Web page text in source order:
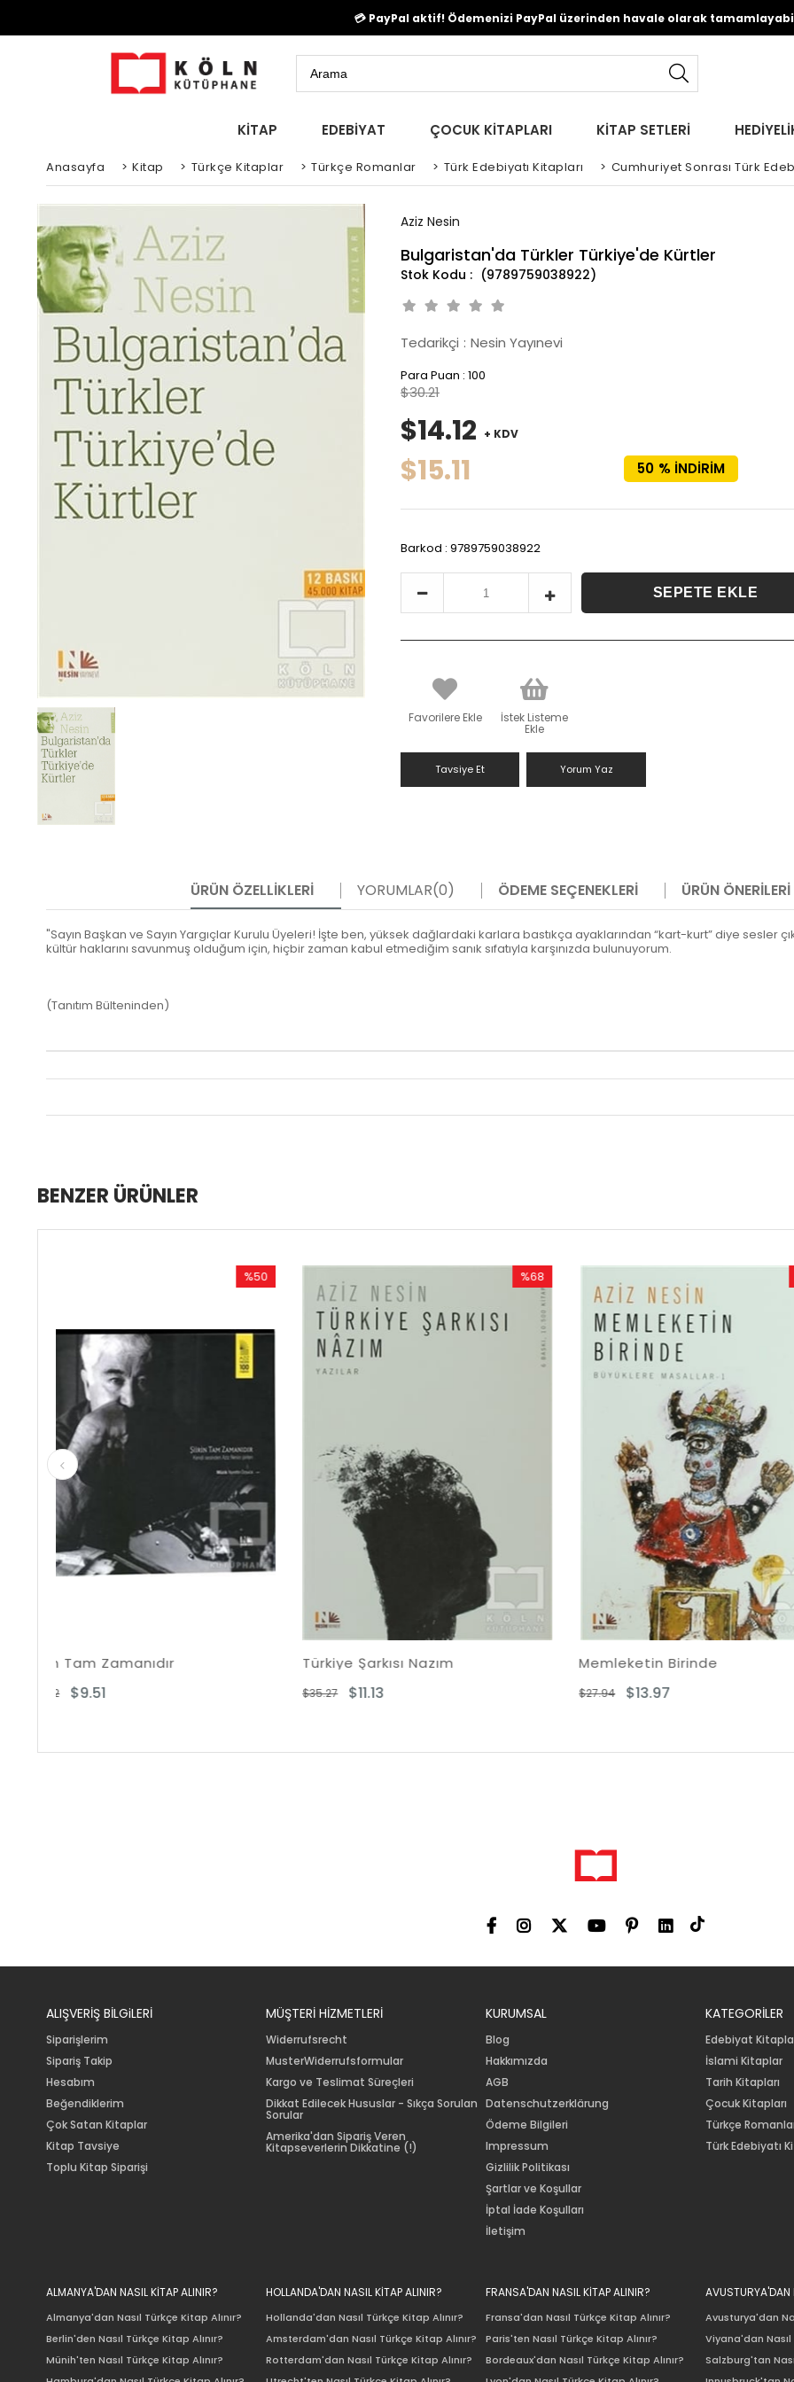
💳 PayPal aktif! Ödemenizi PayPal üzerinden havale olarak
KİTAP EDEBİYAT ÇOCUK KİTAPLARI KİTAP SETLERİ
Anasayfa > Kitap > Türkçe Kitaplar > Türkçe Romanlar > Türk Edebiyatı Kitapları > Cumhuriyet Sonrası Türk
Aziz Nesin
Bulgaristan'da Türkler Türkiye'de Kürtler
(9789759038922)
Tedarikçi : Nesin Yayınevi
Para Puan : 100
%
50 İNDIRIM
$30.21
$14.12 + KDV
$15.11
Barkod : 9789759038922
Favorilere Ekle İstek Listeme
Ekle
Tavsiye Et Yorum Yaz
ÜRÜN ÖZELLIKLERI YORUMLAR(0) ÖDEME SEÇENEKLERI ÜRÜN ÖNERILERI
"Sayın Başkan ve Sayın Yargıçlar Kurulu Üyeleri! İşte ben, yüksek dağlardaki karlara bastıkça ayaklarından “kart-kurt” diye sesler
kültür haklarını savunmuş olduğum için, hiçbir zaman kabul etmediğim sanık sıfatıyla karşınızda bulunuyorum.
(Tanıtım Bülteninden)
BENZER ÜRÜNLER
Türkiye Şarkısı Nazım
İndirim
%68İndirim
Memleketin Birinde
İndirim
%50İndirim
Maçinli Kız İçin Ev
ALIŞVERİŞ BİLGiLERİ
Siparişlerim
Sipariş Takip
Hesabım
Beğendiklerim
Çok Satan Kitaplar
Kitap Tavsiye
Toplu Kitap Siparişi
MÜŞTERİ HİZMETLERİ
Widerrufsrecht
MusterWiderrufsformular
Kargo ve Teslimat Süreçleri
Dikkat Edilecek Hususlar - Sıkça Sorulan
Sorular
Amerika'dan Sipariş Veren
Kitapseverlerin Dikkatine (!)
KURUMSAL
Blog
Hakkımızda
AGB
Datenschutzerklärung
Ödeme Bilgileri
Impressum
Gizlilik Politikası
Şartlar ve Koşullar
İptal İade Koşulları
İletişim
KATEGORİLER
Edebiyat
İslami Kitaplar
Tarih Kitapları
Çocuk Kitapları
Türkçe
Türk Edebiyatı
ALMANYA'DAN NASIL KİTAP ALINIR?
Almanya'dan Nasıl Türkçe Kitap Alınır?
Berlin'den Nasıl Türkçe Kitap Alınır?
Münih'ten Nasıl Türkçe Kitap Alınır?
HOLLANDA'DAN NASIL KİTAP ALINIR?
Hollanda'dan Nasıl Türkçe Kitap Alınır?
Amsterdam'dan Nasıl Türkçe Kitap Alınır?
Rotterdam'dan Nasıl Türkçe Kitap Alınır?
FRANSA'DAN NASIL KİTAP ALINIR?
Fransa'dan Nasıl Türkçe Kitap Alınır?
Paris'ten Nasıl Türkçe Kitap Alınır?
Bordeaux'dan Nasıl Türkçe Kitap Alınır?
AVUSTURYA'DAN
Avusturya'dan
Viyana'dan Nasıl
Salzburg'tan